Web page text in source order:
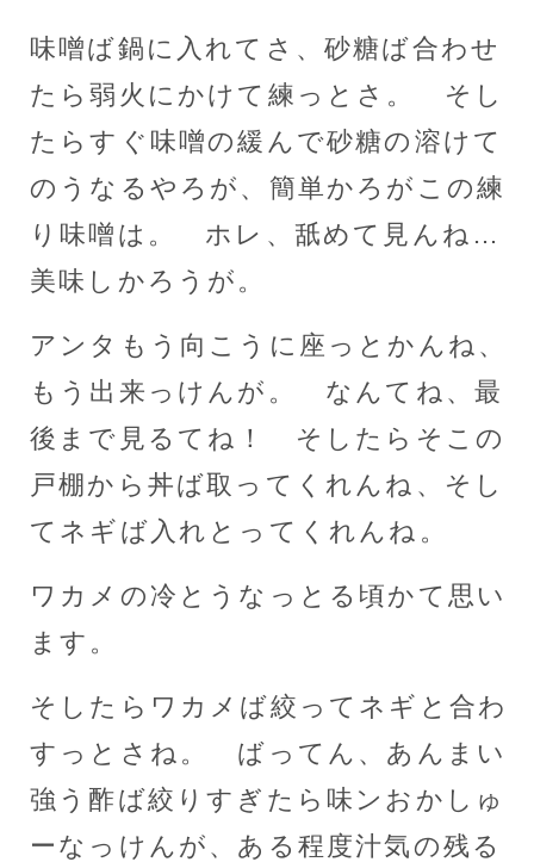
味噌ば鍋に入れてさ、砂糖ば合わせ
たら弱火にかけて練っとさ。 そし
たらすぐ味噌の緩んで砂糖の溶けて
のうなるやろが、簡単かろがこの練
り味噌は。 ホレ、舐めて見んね…
美味しかろうが。
アンタもう向こうに座っとかんね、
もう出来っけんが。 なんてね、最
後まで見るてね！ そしたらそこの
戸棚から丼ば取ってくれんね、そし
てネギば入れとってくれんね。
ワカメの冷とうなっとる頃かて思い
ます。
そしたらワカメば絞ってネギと合わ
すっとさね。 ばってん、あんまい
強う酢ば絞りすぎたら味ンおかしゅ
ーなっけんが、ある程度汁気の残る